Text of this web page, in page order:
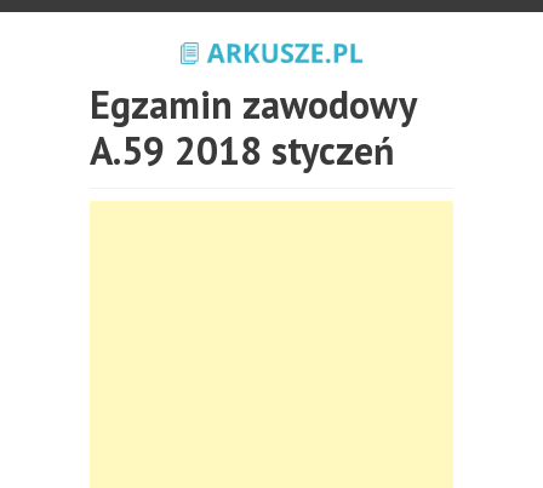
Egzamin zawodowy
A.59 2018 styczeń